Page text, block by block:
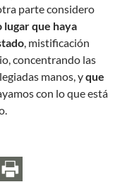
parte considero
lugar que haya
, mistificación
concentrando las
manos, yque
con lo que está